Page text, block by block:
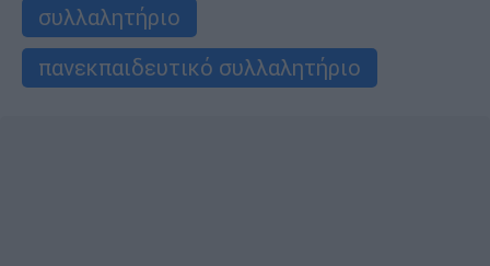
συλλαλητήριο
πανεκπαιδευτικό συλλαλητήριο